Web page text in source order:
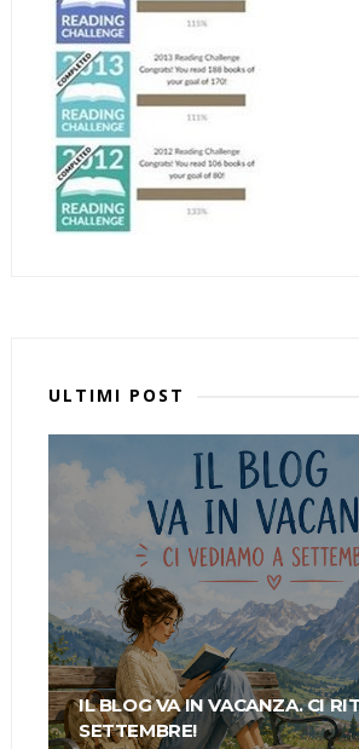
ULTIMI POST
IL BLOG VA IN VACANZA. CI
SETTEMBRE!